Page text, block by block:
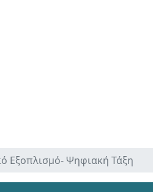
Εξοπλισμό- Ψηφιακή Τάξη